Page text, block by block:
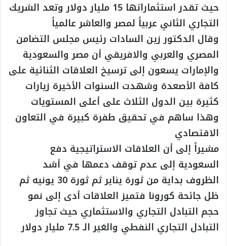
حيث تقدر استثماراتها 15 مليار دولار وتعد الشريك
التجاري الثاني عربياً لمصر والعاشر عالمياً
وقال الدكتور زين السادات رئيس مجلس التضامن
المصري والعربي والافريقي أن مصر والسعودية
والإمارات يسعون إلى ترسيخ العلاقات الثنائية على
كافة الأصعدة وشهدت السنوات الأخيرة زيارات
كثيرة بين الدول الثلاث على أعلى المستويات
وهذا ساهم في تحقيق طفرة كبيرة في التعاون
الاقتصادي
مشيراً إلى أن العلاقات الاستراتيجية دفع
السعودية إلى عدم توقف دعمها في أشد
الظروف بداية من ثورة يناير ثم ثورة 30 يونيه ثم
ظل جائحة كورونا فتميز العلاقات أدى إلى نمو
حجم التبادل التجاري والاستثماري حيث تجاوز
التبادل التجاري النفطي والغير الـ 7.5 مليار دولار